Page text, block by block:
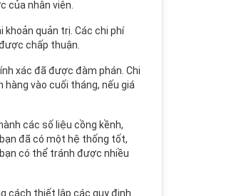
của nhân viên.
khoản quản trị. Các chi phí
chấp thuận.
xác đã được đàm phán. Chi
vào cuối tháng, nếu giá
các số liệu cồng kềnh,
đã có một hệ thống tốt,
có thể tránh được nhiều
cách thiết lập các quy định